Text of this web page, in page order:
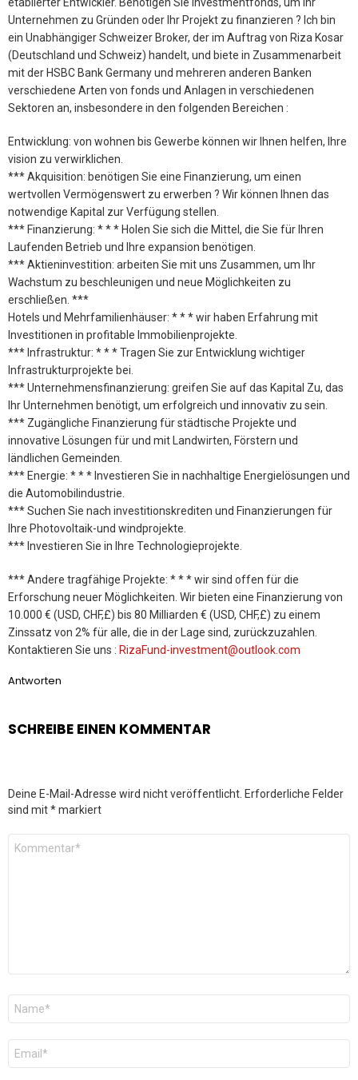
Unternehmen zu Gründen oder Ihr Projekt zu finanzieren ? Ich bin
ein Unabhängiger Schweizer Broker, der im Auftrag von Riza Kosar
(Deutschland und Schweiz) handelt, und biete in Zusammenarbeit
mit der HSBC Bank Germany und mehreren anderen Banken
verschiedene Arten von fonds und Anlagen in verschiedenen
Sektoren an, insbesondere in den folgenden Bereichen :
Entwicklung: von wohnen bis Gewerbe können wir Ihnen helfen, Ihre
vision zu verwirklichen.
*** Akquisition: benötigen Sie eine Finanzierung, um einen
wertvollen Vermögenswert zu erwerben ? Wir können Ihnen das
notwendige Kapital zur Verfügung stellen.
*** Finanzierung: * * * Holen Sie sich die Mittel, die Sie für Ihren
Laufenden Betrieb und Ihre expansion benötigen.
*** Aktieninvestition: arbeiten Sie mit uns Zusammen, um Ihr
Wachstum zu beschleunigen und neue Möglichkeiten zu
erschließen. ***
Hotels und Mehrfamilienhäuser: * * * wir haben Erfahrung mit
Investitionen in profitable Immobilienprojekte.
*** Infrastruktur: * * * Tragen Sie zur Entwicklung wichtiger
Infrastrukturprojekte bei.
*** Unternehmensfinanzierung: greifen Sie auf das Kapital Zu, das
Ihr Unternehmen benötigt, um erfolgreich und innovativ zu sein.
*** Zugängliche Finanzierung für städtische Projekte und
innovative Lösungen für und mit Landwirten, Förstern und
ländlichen Gemeinden.
*** Energie: * * * Investieren Sie in nachhaltige Energielösungen und
die Automobilindustrie.
*** Suchen Sie nach investitionskrediten und Finanzierungen für
Ihre Photovoltaik-und windprojekte.
*** Investieren Sie in Ihre Technologieprojekte.
*** Andere tragfähige Projekte: * * * wir sind offen für die
Erforschung neuer Möglichkeiten. Wir bieten eine Finanzierung von
10.000 € (USD, CHF,£) bis 80 Milliarden € (USD, CHF,£) zu einem
Zinssatz von 2% für alle, die in der Lage sind, zurückzuzahlen.
Kontaktieren Sie uns : RizaFund-investment@outlook.com
Antworten
SCHREIBE EINEN KOMMENTAR
Deine E-Mail-Adresse wird nicht veröffentlicht. Erforderliche Felder
sind mit*markiert
Kommentar
Name
E-
Mail
*